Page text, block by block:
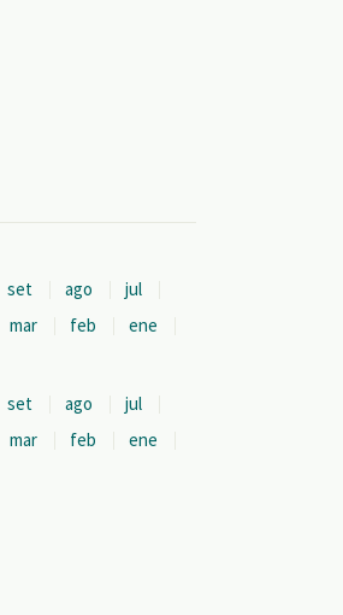
set ago
jul
mar feb ene
set ago
jul
mar feb ene